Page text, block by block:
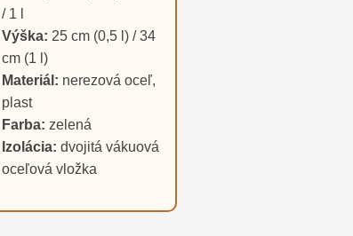
/ 1 l
Výška: 25 cm (0,5 l) / 34
cm (1 l)
Materiál: nerezová oceľ,
plast
Farba: zelená
Izolácia: dvojitá vákuová
oceľová vložka